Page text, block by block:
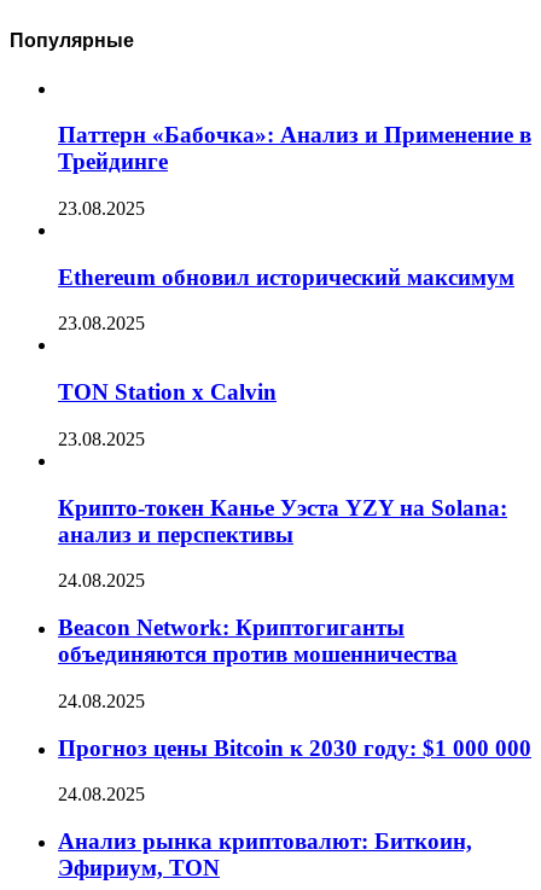
Популярные
Паттерн «Бабочка»: Анализ и Применение в
Трейдинге
23.08.2025
Ethereum обновил исторический максимум
23.08.2025
TON Station x Calvin
23.08.2025
Крипто-токен Канье Уэста YZY на Solana:
анализ и перспективы
24.08.2025
Beacon Network: Криптогиганты
объединяются против мошенничества
24.08.2025
Прогноз цены Bitcoin к 2030 году: $1 000 000
24.08.2025
Анализ рынка криптовалют: Биткоин,
Эфириум, TON